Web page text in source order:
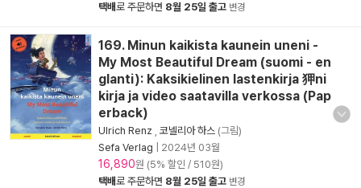
택배로 주문하면 8월 25일 출고 변경
169. Minun kaikista kaunein uneni -
My Most Beautiful Dream (suomi - en
glanti): Kaksikielinen lastenkirja 狎ni
kirja ja video saatavilla verkossa (Pap
erback)
Ulrich Renz 코넬리아 하스 (그림)
Sefa Verlag
2024년 03월
16,890원 (5% 할인 / 510원)
택배로 주문하면 8월 25일 출고 변경